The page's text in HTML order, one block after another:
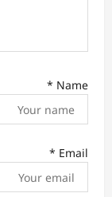
Name
*
Email
*